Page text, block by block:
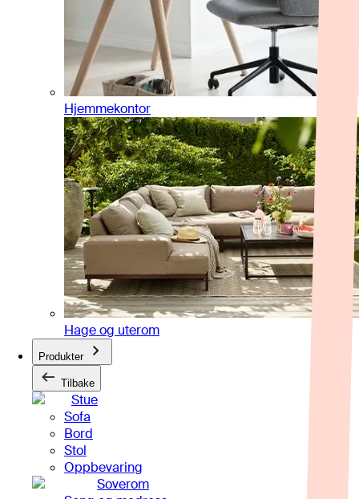
Hjemmekontor
Hage og uterom
Produkter
Tilbake
Stue
Sofa
Bord
Stol
Oppbevaring
Soverom